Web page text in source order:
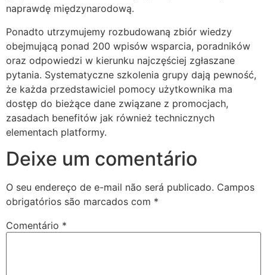
escort
giriş
giriş
naprawdę międzynarodową.
Ponadto utrzymujemy rozbudowaną zbiór wiedzy
obejmującą ponad 200 wpisów wsparcia, poradników
oraz odpowiedzi w kierunku najczęściej zgłaszane
pytania. Systematyczne szkolenia grupy dają pewność,
że każda przedstawiciel pomocy użytkownika ma
dostęp do bieżące dane związane z promocjach,
zasadach benefitów jak również technicznych
elementach platformy.
Deixe um comentário
O seu endereço de e-mail não será publicado. Campos
obrigatórios são marcados com *
Comentário *